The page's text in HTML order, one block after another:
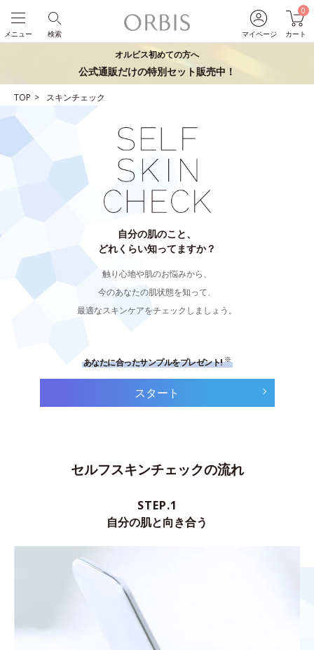
マイページ
0
カート
検索
メニュー
オルビス初めての方へ
公式通販だけの特別セット販売中！
TOP スキンチェック
自分の肌のこと、
どれくらい知ってますか？
触り心地や肌のお悩みから、
今のあなたの肌状態を知って、
最適なスキンケアをチェックしましょう。
あなたに合ったサンプルをプレゼント! ※
スタート
セルフスキンチェックの流れ
STEP.1
自分の肌と向き合う